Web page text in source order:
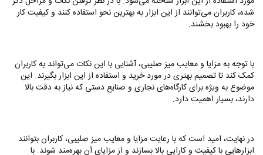
شده، کاربران می‌توانند از این ابزار به بهترین نحو استفاده کنند و کیفیت کار
خود را بهبود بخشند.
با توجه به مزایا و معایب میز صلیبی، آشنایی با این نکات می‌تواند به کاربران
کمک کند تا تصمیم بهتری در مورد خرید و استفاده از این ابزار بگیرند. این
موضوع به ویژه برای کارگاه‌های نجاری و صنایع دستی که نیاز به دقت بالا
دارند، بسیار اهمیت دارد.
در نهایت، امید است که با رعایت مزایا و معایب میز صلیبی، کاربران بتوانند
ابزارهایی با کیفیت و کارایی بالا بسازند و از مزایای آن بهره‌مند شوند. با